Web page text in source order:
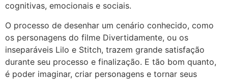
cognitivas, emocionais e sociais.
O processo de desenhar um cenário conhecido, como
os personagens do filme Divertidamente, ou os
inseparáveis Lilo e Stitch, trazem grande satisfação
durante seu processo e finalização. E tão bom quanto,
é poder imaginar, criar personagens e tornar seus